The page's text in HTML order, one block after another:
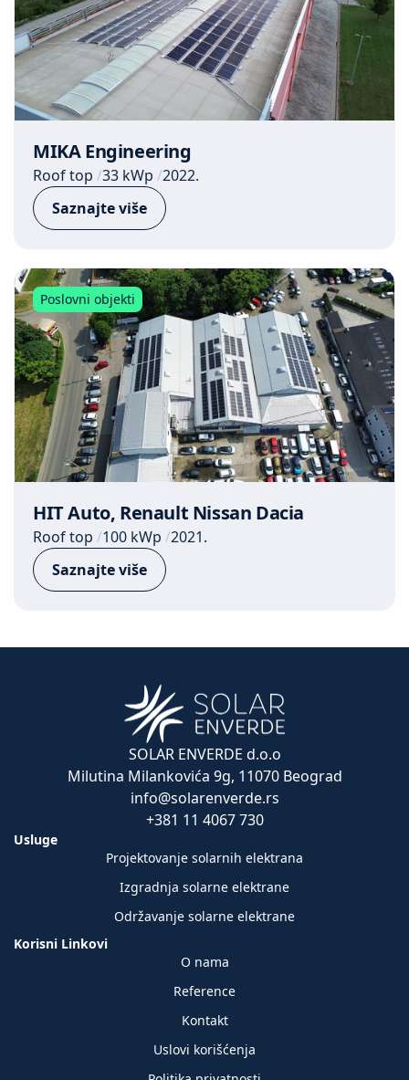
MIKA Engineering
Roof top 33 kWp 2022.
Saznajte više
Poslovni objekti
HIT Auto, Renault Nissan Dacia
Roof top 100 kWp 2021.
Saznajte više
SOLAR ENVERDE d.o.o
Milutina Milankovića 9g, 11070 Beograd
info@solarenverde.rs
+381 11 4067 730
Usluge
Projektovanje solarnih elektrana
Izgradnja solarne elektrane
Održavanje solarne elektrane
Korisni Linkovi
O nama
Reference
Kontakt
Uslovi korišćenja